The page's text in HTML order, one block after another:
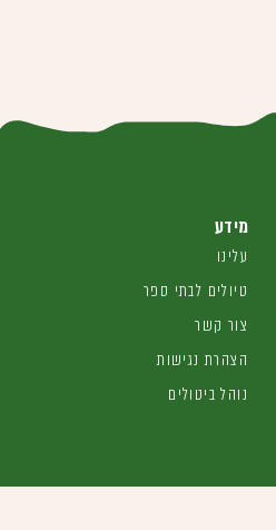
מידע
עלינו
טיולים לבתי ספר
צור קשר
הצהרת נגישות
נוהל ביטולים